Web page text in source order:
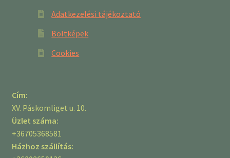
Adatkezelési tájékoztató
Boltképek
Cookies
Cím:
XV. Páskomliget u. 10.
Üzlet száma:
+36705368581
Házhoz szállítás: